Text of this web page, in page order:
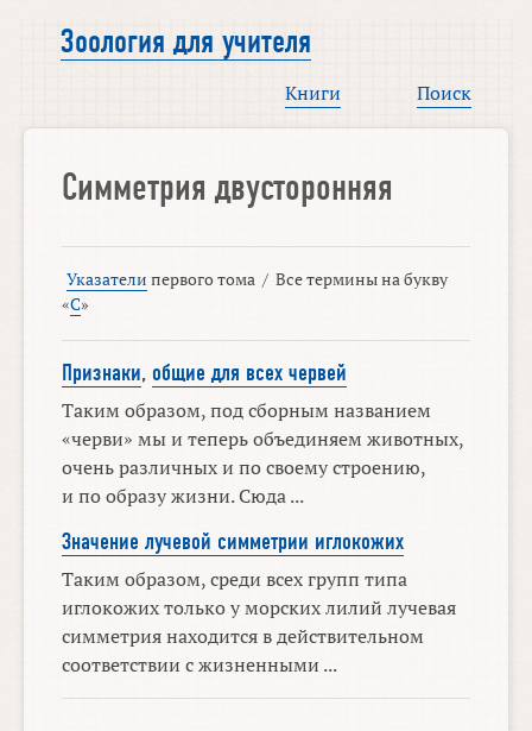
Зоология для учителя
Книги Поиск
Симметрия двусторонняя
Указатели первого тома / Все термины на букву
«С»
Признаки,общие для всех червей
Таким образом, под сборным названием
«черви» мы и теперь объединяем животных,
очень различных и по своему строению,
и по образу жизни. Сюда ...
Значение лучевой симметрии иглокожих
Таким образом, среди всех групп типа
иглокожих только у морских лилий лучевая
симметрия находится в действительном
соответствии с жизненными ...